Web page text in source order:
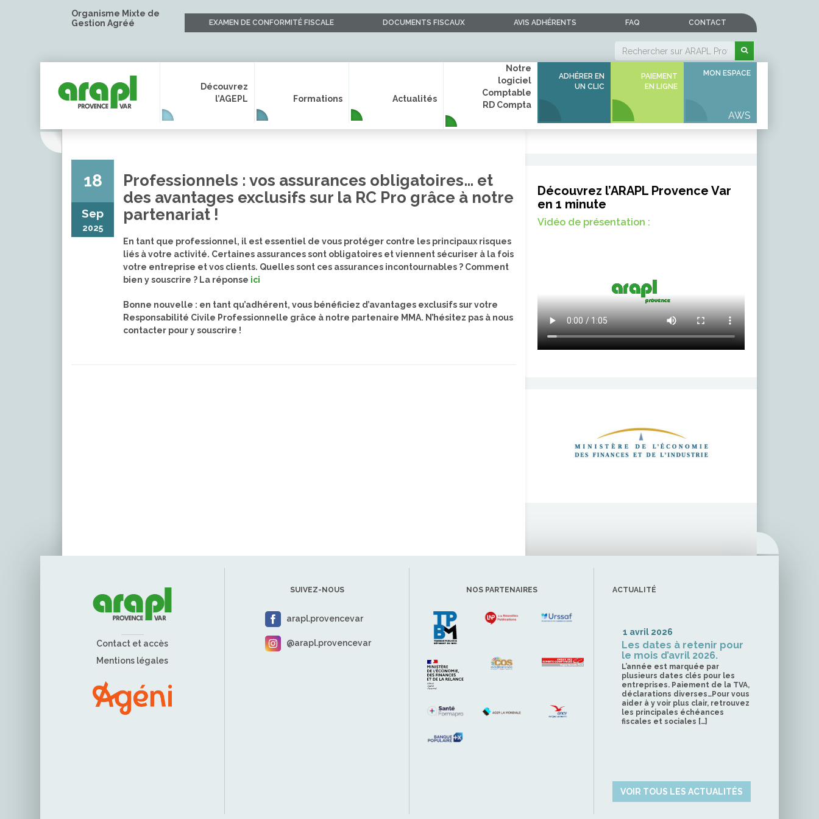
EXAMEN DE CONFORMITÉ FISCALE DOCUMENTS FISCAUX AVIS ADHÉRENTS FAQ CONTACT
Organisme Mixte de
Gestion Agréé
ADHÉRER EN
UN CLIC
PAIEMENT
EN LIGNE
MON ESPACE
Découvrez
l’AGEPL
Formations Actualités
Notre
logiciel
Comptable
RD Compta
18
Sep
2025
Professionnels : vos assurances obligatoires… et
des avantages exclusifs sur la RC Pro grâce à notre
partenariat !
En tant que professionnel, il est essentiel de vous protéger contre les principaux risques
liés à votre activité. Certaines assurances sont obligatoires et viennent sécuriser à la fois
votre entreprise et vos clients. Quelles sont ces assurances incontournables ? Comment
bien y souscrire ? La réponse ici
Bonne nouvelle : en tant qu’adhérent, vous bénéficiez d’avantages exclusifs sur votre
Responsabilité Civile Professionnelle grâce à notre partenaire MMA. N’hésitez pas à nous
contacter pour y souscrire !
Découvrez l’ARAPL Provence Var
en 1 minute
Vidéo de présentation :
Contact et accès
Mentions légales
SUIVEZ-NOUS
arapl.provencevar
@arapl.provencevar
NOS PARTENAIRES ACTUALITÉ
1 avril 2026
Les dates à retenir pour
le mois d’avril 2026.
L’année est marquée par
plusieurs dates clés pour les
entreprises. Paiement de la TVA,
déclarations diverses…Pour vous
aider à y voir plus clair, retrouvez
les principales échéances
fiscales et sociales […]
VOIR TOUS LES ACTUALITÉS